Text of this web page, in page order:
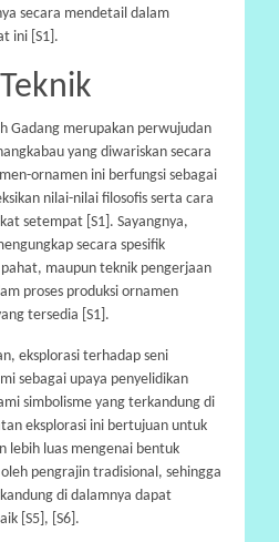
secara mendetail dalam
ini [S1].
Gadang merupakan perwujudan
yang diwariskan secara
ornamen ini berfungsi sebagai
nilai-nilai filosofis serta cara
setempat [S1]. Sayangnya,
secara spesifik
maupun teknik pengerjaan
proses produksi ornamen
tersedia [S1].
eksplorasi terhadap seni
sebagai upaya penyelidikan
simbolisme yang terkandung di
eksplorasi ini bertujuan untuk
lebih luas mengenai bentuk
pengrajin tradisional, sehingga
di dalamnya dapat
[S5], [S6].